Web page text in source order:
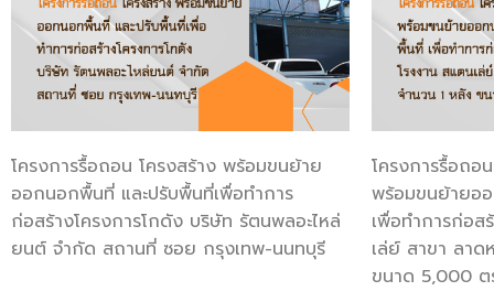
โครงการรื้อถอน โครงสร้าง พร้อมขนย้าย
ออกนอกพื้นที่ และปรับพื้นที่เพื่อทำการ
ก่อสร้างโครงการโกดัง บริษัท รัตนพลอะไหล่
ยนต์ จำกัด สถานที่ ซอย กรุงเทพ-นนทบุรี
โครงการรื้อถอ
พร้อมขนย้ายอ
เพื่อทำการก่อส
เล่ย์ สาขา ลา
ขนาด 5,000 ต